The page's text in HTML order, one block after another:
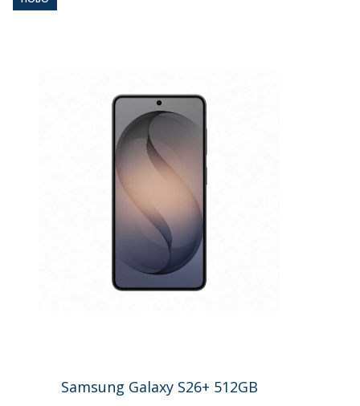
Samsung Galaxy S26+ 512GB